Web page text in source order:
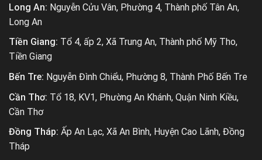
Long An: Nguyễn Cửu Vân, Phường 4, Thành phố Tân An,
Long An
Tiền Giang: Tổ 4, ấp 2, Xã Trung An, Thành phố Mỹ Tho,
Tiền Giang
Bến Tre: Nguyễn Đình Chiểu, Phường 8, Thành Phố Bến Tre
Cần Thơ: Tổ 18, KV1, Phường An Khánh, Quận Ninh Kiều,
Cần Thơ
Đồng Tháp: Ấp An Lạc, Xã An Bình, Huyện Cao Lãnh, Đồng
Tháp